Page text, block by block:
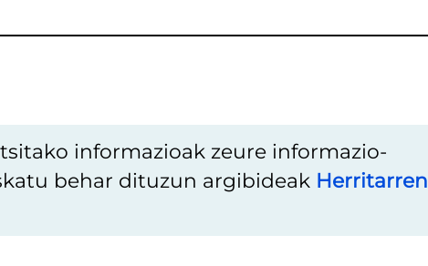
informazioak zeure informazio-
behar dituzun argibideak Herritarren